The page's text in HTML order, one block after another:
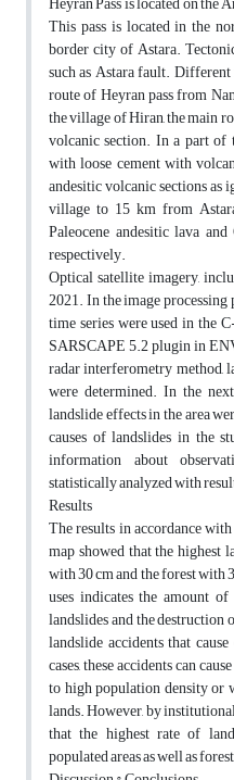
This pass is located in the
border city of Astara.
such as Astara fault.
route of Heyran pass from
the village of Hiran, the main
volcanic section. In a part of
with loose cement with
andesitic volcanic sections
village to 15 km from
Paleocene andesitic lava
respectively.
Optical satellite imagery,
2021. In the image processing
time series were used in the
SARSCAPE 5.2 plugin in
radar interferometry method,
were determined. In the
landslide effects in the area
causes of landslides in the
information about
statistically analyzed with
Results
The results in accordance
map showed that the highest
with 30 cm and the forest
uses indicates the amount
landslides and the destruction
landslide accidents that
cases, these accidents can
to high population density or
lands. However, by
that the highest rate of
populated areas as well as